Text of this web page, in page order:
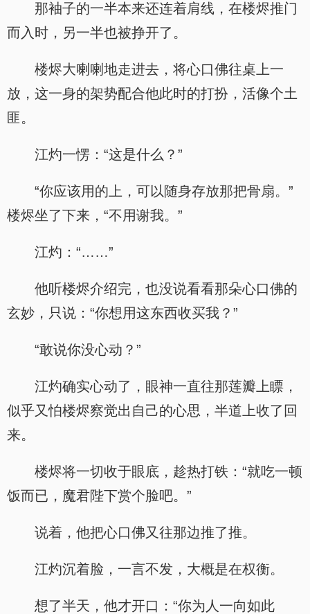
那袖子的一半本来还连着肩线，在楼烬推门
而入时，另一半也被挣开了。
楼烬大喇喇地走进去，将心口佛往桌上一
放，这一身的架势配合他此时的打扮，活像个土
匪。
江灼一愣：“这是什么？”
“你应该用的上，可以随身存放那把骨扇。”
楼烬坐了下来，“不用谢我。”
江灼：“……”
他听楼烬介绍完，也没说看看那朵心口佛的
玄妙，只说：“你想用这东西收买我？”
“敢说你没心动？”
江灼确实心动了，眼神一直往那莲瓣上瞟，
似乎又怕楼烬察觉出自己的心思，半道上收了回
来。
楼烬将一切收于眼底，趁热打铁：“就吃一顿
饭而已，魔君陛下赏个脸吧。”
说着，他把心口佛又往那边推了推。
江灼沉着脸，一言不发，大概是在权衡。
想了半天，他才开口：“你为人一向如此